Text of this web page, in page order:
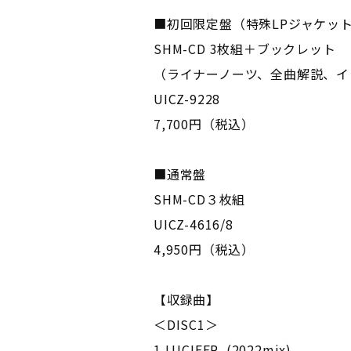
■初回限定盤（特殊LPジャケット
SHM-CD 3枚組＋ブックレット
（ライナーノーツ、全曲解説、
UICZ-9228
7,700円（税込）
■通常盤
SHM-CD３枚組
UICZ-4616/8
4,950円（税込）
【収録曲】
＜DISC1＞